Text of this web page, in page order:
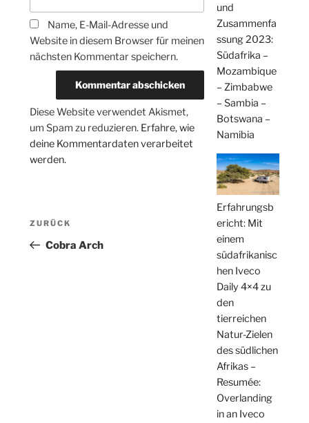
Name, E-Mail-Adresse und
Website in diesem Browser für meinen
nächsten Kommentar speichern.
Diese Website verwendet Akismet,
um Spam zu reduzieren. Erfahre, wie
deine Kommentardaten verarbeitet
werden.
Beitragsnavigation
Vorheriger
Beitrag
ZURÜCK
Cobra Arch
und
Zusammenfa
ssung 2023:
Südafrika –
Mozambique
– Zimbabwe
– Sambia –
Botswana –
Namibia
Erfahrungsb
ericht: Mit
einem
südafrikanisc
hen Iveco
Daily 4×4 zu
den
tierreichen
Natur-Zielen
des südlichen
Afrikas –
Resumée:
Overlanding
in an Iveco